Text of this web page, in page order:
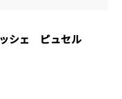
シェ ピュセル